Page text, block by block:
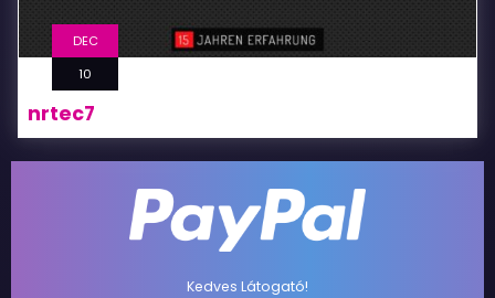
DEC
10
nrtec7
Kedves Látogató!